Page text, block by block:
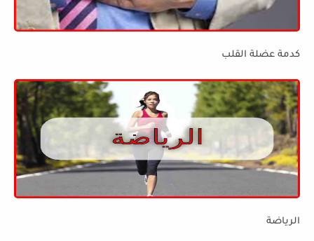
كدمة عضلة القلب
الرياضة